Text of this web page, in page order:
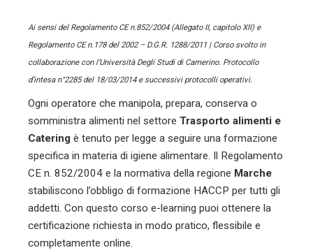
Ai sensi del Regolamento CE n.852/2004 (Allegato II, capitolo XII) e
Regolamento CE n.178 del 2002 – D.G.R. 1288/2011 | Corso svolto in
collaborazione con l’Università Degli Studi di Camerino. Protocollo
d’intesa n°2285 del 18/03/2014 e successivi protocolli operativi.
Ogni operatore che manipola, prepara, conserva o
somministra alimenti nel settore Trasporto alimenti e
Catering è tenuto per legge a seguire una formazione
specifica in materia di igiene alimentare. Il Regolamento
CE n. 852/2004 e la normativa della regione Marche
stabiliscono l’obbligo di formazione HACCP per tutti gli
addetti. Con questo corso e-learning puoi ottenere la
certificazione richiesta in modo pratico, flessibile e
completamente online.